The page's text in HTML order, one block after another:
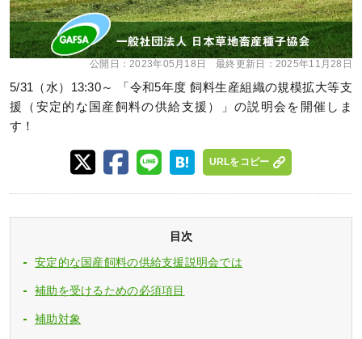
公開日：2023年05月18日 最終更新日： 2025年11月28日
5/31（水）13:30～ 「令和5年度 飼料生産組織の規模拡大等支
援（安定的な国産飼料の供給支援）」の説明会を開催しま
す！
URLをコピー
目次
安定的な国産飼料の供給支援説明会では
補助を受けるための必須項目
補助対象